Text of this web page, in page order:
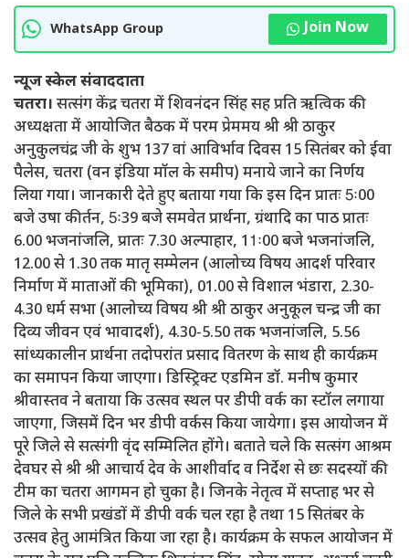
WhatsApp Group Join Now
न्यूज स्केल संवाददाता
चतरा। सत्संग केंद्र चतरा में शिवनंदन सिंह सह प्रति ऋत्विक की
अध्यक्षता में आयोजित बैठक में परम प्रेममय श्री श्री ठाकुर
अनुकुलचंद्र जी के शुभ 137 वां आविर्भाव दिवस 15 सितंबर को ईवा
पैलेस, चतरा (वन इंडिया मॉल के समीप) मनाये जाने का निर्णय
लिया गया। जानकारी देते हुए बताया गया कि इस दिन प्रातः 5ः00
बजे उषा कीर्तन, 5ः39 बजे समवेत प्रार्थना, ग्रंथादि का पाठ प्रातः
6.00 भजनांजलि, प्रातः 7.30 अल्पाहार, 11ः00 बजे भजनांजलि,
12.00 से 1.30 तक मातृ सम्मेलन (आलोच्य विषय आदर्श परिवार
निर्माण में माताओं की भूमिका), 01.00 से विशाल भंडारा, 2.30-
4.30 धर्म सभा (आलोच्य विषय श्री श्री ठाकुर अनुकूल चन्द्र जी का
दिव्य जीवन एवं भावादर्श), 4.30-5.50 तक भजनांजलि, 5.56
सांध्यकालीन प्रार्थना तदोपरांत प्रसाद वितरण के साथ ही कार्यक्रम
का समापन किया जाएगा। डिस्ट्रिक्ट एडमिन डॉ. मनीष कुमार
श्रीवास्तव ने बताया कि उत्सव स्थल पर डीपी वर्क का स्टॉल लगाया
जाएगा, जिसमें दिन भर डीपी वर्कस किया जायेगा। इस आयोजन में
पूरे जिले से सत्संगी वृंद सम्मिलित होंगे। बताते चले कि सत्संग आश्रम
देवघर से श्री श्री आचार्य देव के आशीर्वाद व निर्देश से छः सदस्यों की
टीम का चतरा आगमन हो चुका है। जिनके नेतृत्व में सप्ताह भर से
जिले के सभी प्रखंडों में डीपी वर्क चल रहा है तथा 15 सितंबर के
उत्सव हेतु आमंत्रित किया जा रहा है। कार्यक्रम के सफल आयोजन में